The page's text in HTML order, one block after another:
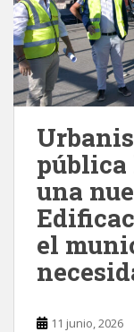
pública
una
el
11 junio, 2026